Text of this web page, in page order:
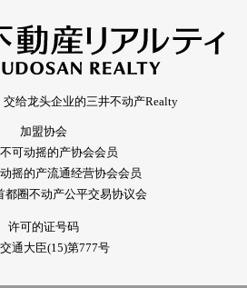
交给龙头企业的三井不动产Realty
加盟协会
可动摇的产协会会员
摇的产流通经营协会会员
都圈不动产公平交易协议会
许可的证号码
通大臣(15)第777号